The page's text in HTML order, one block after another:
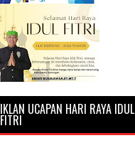
IKLAN UCAPAN HARI RAYA IDUL
FITRI